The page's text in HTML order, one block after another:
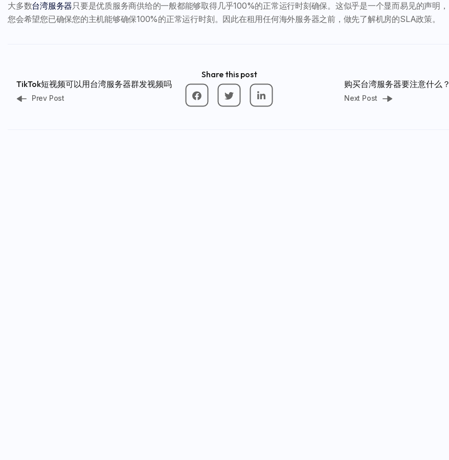
大多数台湾服务器只要是优质服务商供给的一般都能够取得几乎100%的正常运行时刻确保。这似乎是一个显而易见的声明，
您会希望您已确保您的主机能够确保100%的正常运行时刻。因此在租用任何海外服务器之前，做先了解机房的SLA政策。
Share this post
TikTok短视频可以用台湾服务器群发视频吗
Prev Post
购买台湾服务器要注意什么？
Next Post